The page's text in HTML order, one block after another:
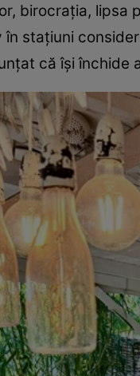
birocrația,
în stațiuni
că își